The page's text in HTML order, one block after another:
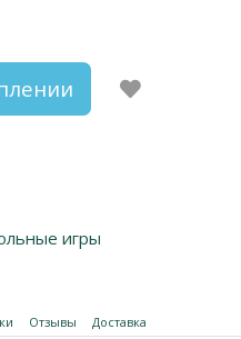
игры
Отзывы Доставка